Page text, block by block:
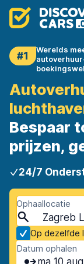
#1
Werelds
Bespaar
prijzen,
24/7
Ophaallocatie
Op dezelfde
Datum ophalen
ma 10 aug